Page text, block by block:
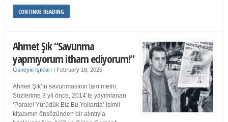
CONTINUE READING
Ahmet Şık “Savunma
yapmıyorum itham ediyorum!”
Güneyin Işıkları | February 16, 2025
Ahmet Şık’ın savunmasının tam metni:
Sözlerime 3 yıl önce, 2014’te yayımlanan
‘Paralel Yürüdük Biz Bu Yollarda’ isimli
kitabımın önsözünden bir alıntıyla